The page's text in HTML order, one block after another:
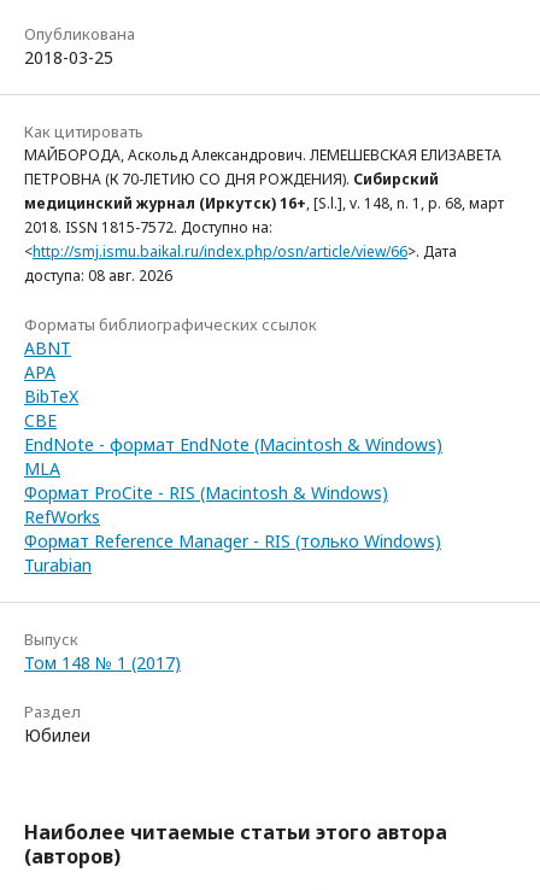
Опубликована
2018-03-25
Как цитировать
МАЙБОРОДА, Аскольд Александрович. ЛЕМЕШЕВСКАЯ ЕЛИЗАВЕТА
ПЕТРОВНА (К 70-ЛЕТИЮ СО ДНЯ РОЖДЕНИЯ). Сибирский
медицинский журнал (Иркутск) 16+, [S.l.], v. 148, n. 1, p. 68, март
2018. ISSN 1815-7572. Доступно на:
<http://smj.ismu.baikal.ru/index.php/osn/article/view/66>. Дата
доступа: 08 авг. 2026
Форматы библиографических ссылок
ABNT
APA
BibTeX
CBE
EndNote - формат EndNote (Macintosh & Windows)
MLA
Формат ProCite - RIS (Macintosh & Windows)
RefWorks
Формат Reference Manager - RIS (только Windows)
Turabian
Выпуск
Том 148 № 1 (2017)
Раздел
Юбилеи
Наиболее читаемые статьи этого автора
(авторов)